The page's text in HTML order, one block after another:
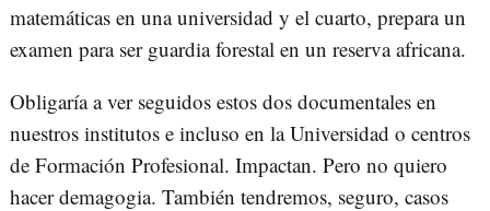
matemáticas en una universidad y el cuarto, prepara un
examen para ser guardia forestal en un reserva africana.
Obligaría a ver seguidos estos dos documentales en
nuestros institutos e incluso en la Universidad o centros
de Formación Profesional. Impactan. Pero no quiero
hacer demagogia. También tendremos, seguro, casos